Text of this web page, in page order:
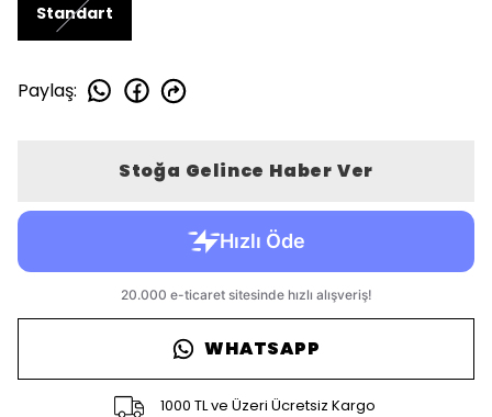
Standart
Paylaş:
Stoğa Gelince Haber Ver
WHATSAPP
1000 TL ve Üzeri Ücretsiz Kargo